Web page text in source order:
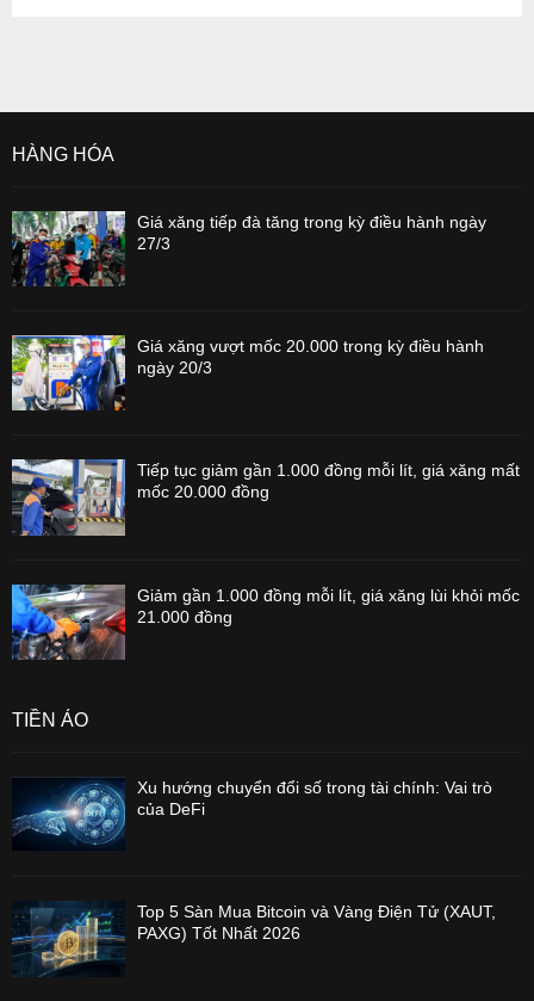
HÀNG HÓA
Giá xăng tiếp đà tăng trong kỳ điều hành ngày
27/3
Giá xăng vượt mốc 20.000 trong kỳ điều hành
ngày 20/3
Tiếp tục giảm gần 1.000 đồng mỗi lít, giá xăng mất
mốc 20.000 đồng
Giảm gần 1.000 đồng mỗi lít, giá xăng lùi khỏi mốc
21.000 đồng
TIỀN ẢO
Xu hướng chuyển đổi số trong tài chính: Vai trò
của DeFi
Top 5 Sàn Mua Bitcoin và Vàng Điện Tử (XAUT,
PAXG) Tốt Nhất 2026